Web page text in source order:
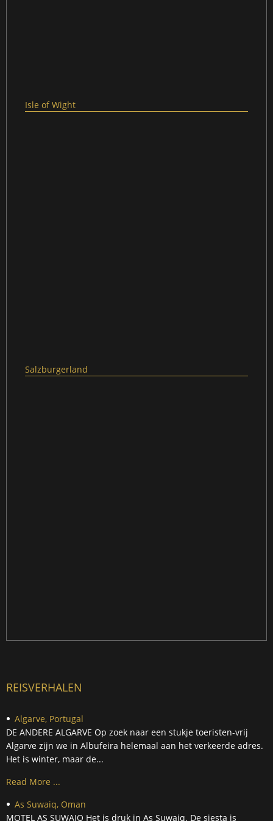
Isle of Wight
Salzburgerland
REISVERHALEN
Algarve, Portugal
DE ANDERE ALGARVE Op zoek naar een stukje toeristen-vrij
Algarve zijn we in Albufeira helemaal aan het verkeerde adres.
Het is winter, maar de...
Read More ...
As Suwaiq, Oman
MOTEL AS SUWAIQ Het is druk in As Suwaiq. De siesta is